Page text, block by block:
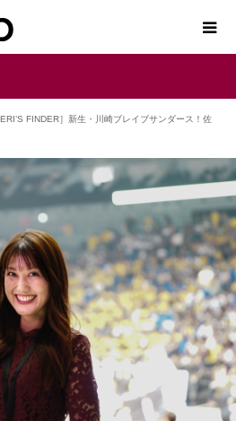
ERI’S FINDER］新生・川崎ブレイブサンダース！佐